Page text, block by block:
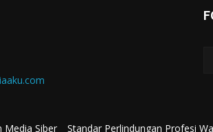
Media Siber Standar Perlindungan Profesi